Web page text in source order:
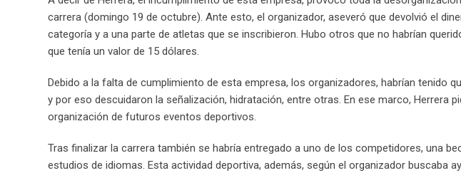
carrera (domingo 19 de octubre). Ante esto, el organizador, aseveró que devolvió el
categoría y a una parte de atletas que se inscribieron. Hubo otros que no habrían
que tenía un valor de 15 dólares.
Debido a la falta de cumplimiento de esta empresa, los organizadores, habrían tenido
y por eso descuidaron la señalización, hidratación, entre otras. En ese marco, Herrera
organización de futuros eventos deportivos.
Tras finalizar la carrera también se habría entregado a uno de los competidores, una
estudios de idiomas. Esta actividad deportiva, además, según el organizador buscaba